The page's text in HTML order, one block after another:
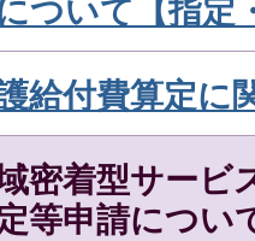
ついて【指定
給付費算定に
密着型サービ
等申請につい